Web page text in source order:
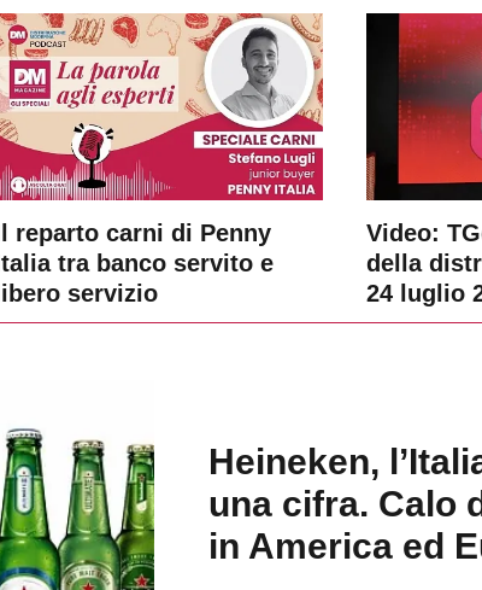
reparto carni di Penny
tra banco servito e
libero servizio
Video:
della
24 luglio
Heineken,
una cifra. Calo
in America ed